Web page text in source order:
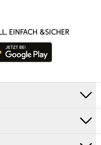
EINFACH &SICHER